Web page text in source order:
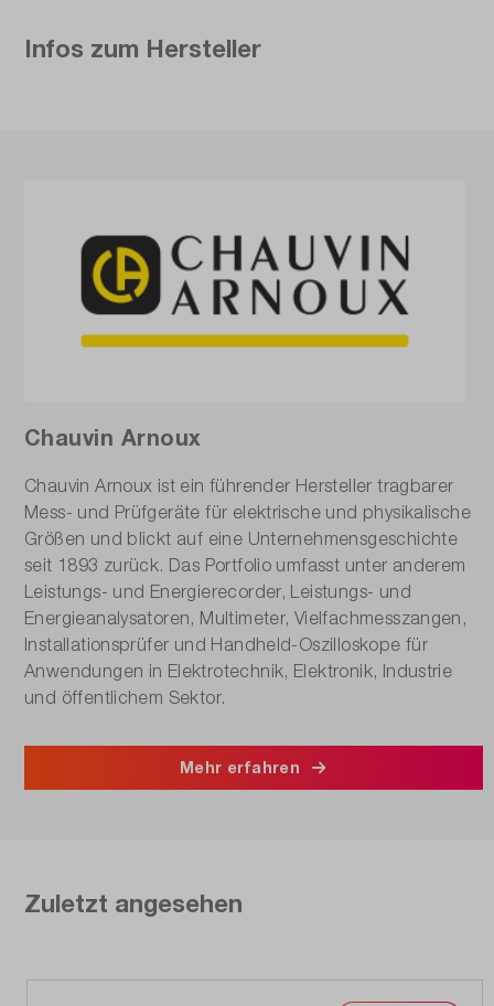
Infos zum Hersteller
Chauvin Arnoux
Chauvin Arnoux ist ein führender Hersteller tragbarer
Mess- und Prüfgeräte für elektrische und physikalische
Größen und blickt auf eine Unternehmensgeschichte
seit 1893 zurück. Das Portfolio umfasst unter anderem
Leistungs- und Energierecorder, Leistungs- und
Energieanalysatoren, Multimeter, Vielfachmesszangen,
Installationsprüfer und Handheld-Oszilloskope für
Anwendungen in Elektrotechnik, Elektronik, Industrie
und öffentlichem Sektor.
Mehr erfahren
Zuletzt angesehen